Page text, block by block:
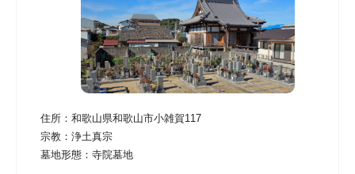
住所： 和歌山県和歌山市小雑賀117
宗教： 浄土真宗
墓地形態： 寺院墓地